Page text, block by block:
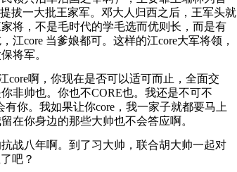
拔一大批王家军。邓大人归西之后，王军头就
将，不是毛时代的学毛选而优则长，而是有
江core 当爹娘都可。这样的江core大军将领，
将军。
core啊，你现在是否可以适可而止，全面交
非帅也。你也不CORE也。我还是不可不
有你。我如果让你core，我一家子就都要马上
在你身边的那些大帅也不会答应啊。
战八年啊。到了习大帅，联合胡大帅一起对
吧？